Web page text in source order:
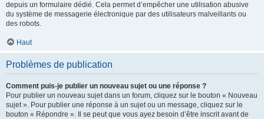
depuis un formulaire dédié. Cela permet d’empêcher une utilisation abusive
du système de messagerie électronique par des utilisateurs malveillants ou
des robots.
Haut
Problèmes de publication
Comment puis-je publier un nouveau sujet ou une réponse ?
Pour publier un nouveau sujet dans un forum, cliquez sur le bouton « Nouveau
sujet ». Pour publier une réponse à un sujet ou un message, cliquez sur le
bouton « Répondre ». Il se peut que vous ayez besoin d’être inscrit avant de